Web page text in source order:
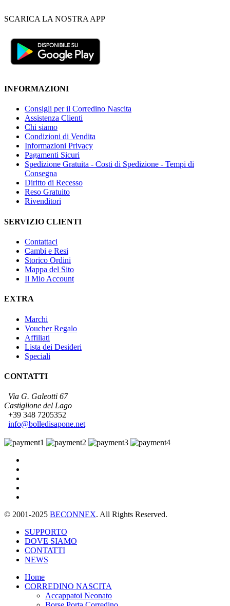
SCARICA LA NOSTRA APP
INFORMAZIONI
Consigli per il Corredino Nascita
Assistenza Clienti
Chi siamo
Condizioni di Vendita
Informazioni Privacy
Pagamenti Sicuri
Spedizione Gratuita - Costi di Spedizione - Tempi di
Consegna
Diritto di Recesso
Reso Gratuito
Rivenditori
SERVIZIO CLIENTI
Contattaci
Cambi e Resi
Storico Ordini
Mappa del Sito
Il Mio Account
EXTRA
Marchi
Voucher Regalo
Affiliati
Lista dei Desideri
Speciali
CONTATTI
Via G. Galeotti 67
Castiglione del Lago
+39 348 7205352
info@bolledisapone.net
© 2001-2025 BECONNEX. All Rights Reserved.
SUPPORTO
DOVE SIAMO
CONTATTI
NEWS
Home
CORREDINO NASCITA
Accappatoi Neonato